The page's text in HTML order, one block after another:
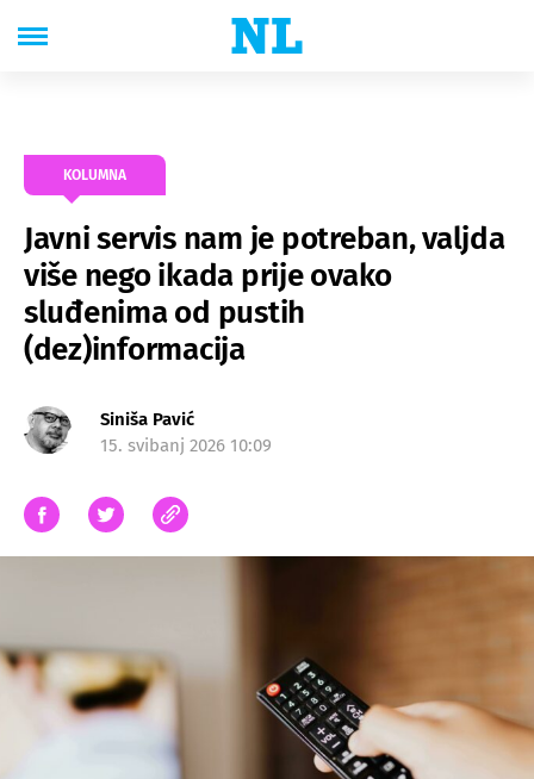
KOLUMNA
Javni servis nam je potreban, valjda
više nego ikada prije ovako
sluđenima od pustih
(dez)informacija
Siniša Pavić
15. svibanj 2026 10:09